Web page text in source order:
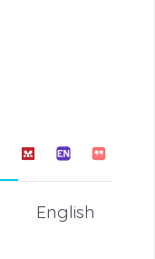
English